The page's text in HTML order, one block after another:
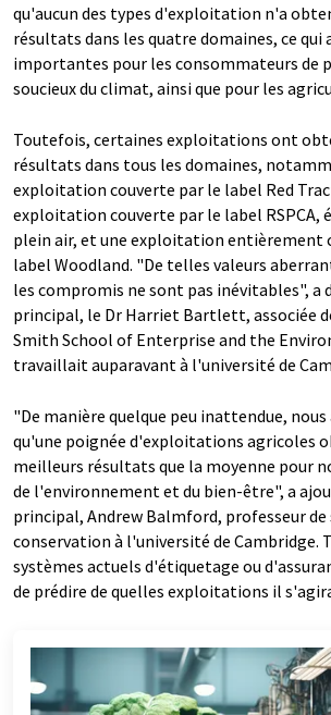
qu'aucun des types d'exploitation n'a
résultats dans les quatre domaines, ce qui
importantes pour les consommateurs de
soucieux du climat, ainsi que pour les
Toutefois, certaines exploitations ont
résultats dans tous les domaines,
exploitation couverte par le label Red
exploitation couverte par le label RSPCA,
plein air, et une exploitation entièrement
label Woodland. "De telles valeurs
les compromis ne sont pas inévitables", a
principal, le Dr Harriet Bartlett, associée
Smith School of Enterprise and the
travaillait auparavant à l'université de
"De manière quelque peu inattendue,
qu'une poignée d'exploitations agricoles
meilleurs résultats que la moyenne pour
de l'environnement et du bien-être", a
principal, Andrew Balmford, professeur de
conservation à l'université de Cambridge.
systèmes actuels d'étiquetage ou
de prédire de quelles exploitations il